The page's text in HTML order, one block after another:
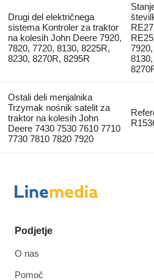
Drugi del električnega
sistema Kontroler za traktor
na kolesih John Deere 7920,
7820, 7720, 8130, 8225R,
8230, 8270R, 8295R
Ostali deli menjalnika
Trzymak nośnik satelit za
traktor na kolesih John
Deere 7430 7530 7610 7710
7730 7810 7820 7920
Podjetje
O nas
Pomoč